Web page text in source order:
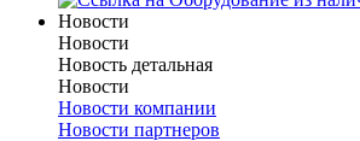
Новости
Новости
Новость детальная
Новости
Новости компании
Новости партнеров